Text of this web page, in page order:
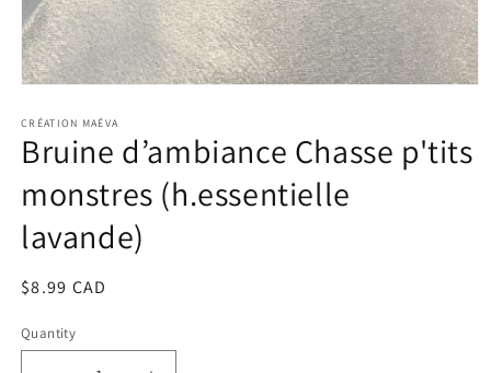
1
in
modal
CRÉATION MAÉVA
Bruine d’ambiance Chasse p'tits
monstres (h.essentielle
lavande)
Regular
$8.99 CAD
Quantity